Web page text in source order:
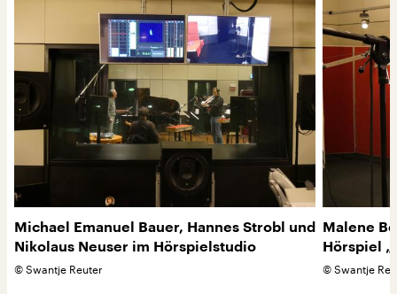
Michael Emanuel Bauer, Hannes Strobl und
Nikolaus Neuser im Hörspielstudio
© Swantje Reuter
Malene
Hörspiel
© Swantje